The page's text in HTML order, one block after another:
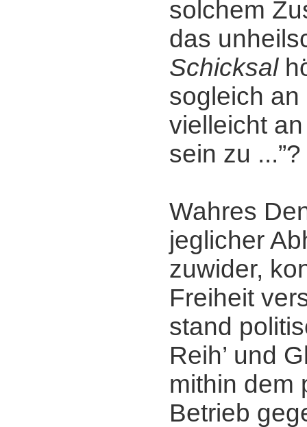
solchem
das
Schicksal
sogleich an
vielleicht
sein zu ...”?
Wahres
jeglicher
zuwider,
Freiheit
stand
Reih’ und
mithin dem
Betrieb